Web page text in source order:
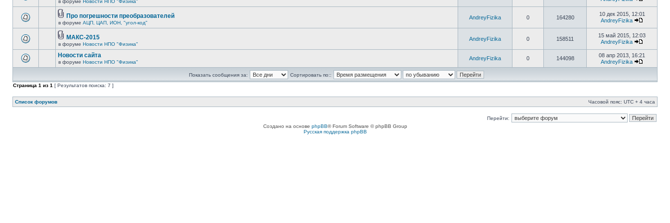
в форуме Новости НПО "Физика"
Про погрешности преобразователей
в форуме АЦП, ЦАП, ИОН, "угол-код"
AndreyFizika 0 164280
10 дек 2015, 12:01
AndreyFizika
МАКС-2015
в форуме Новости НПО "Физика"
AndreyFizika 0 158511
15 май 2015, 12:03
AndreyFizika
Новости сайта
в форуме Новости НПО "Физика"
AndreyFizika 0 144098
08 апр 2013, 16:21
AndreyFizika
Показать сообщения за:
Сортировать по::
Страница 1 из 1 [ Результатов поиска: 7 ]
Список форумов Часовой пояс: UTC + 4 часа
Перейти:
Создано на основе phpBB® Forum Software © phpBB Group
Русская поддержка phpBB